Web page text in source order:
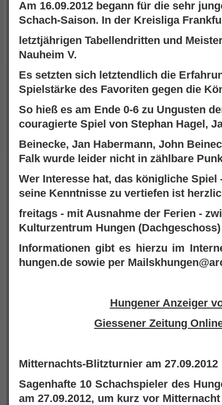
Am 16.09.2012 begann für die sehr
Schach-Saison. In der Kreisliga
letztjährigen Tabellendritten und
Nauheim V.
Es setzten sich letztendlich die
Spielstärke des Favoriten gegen die
So hieß es am Ende 0-6 zu Ungusten
couragierte Spiel von Stephan Hagel,
Beinecke, Jan Habermann, John
Falk wurde leider nicht in zählbare
Wer Interesse hat, das königliche Spiel
seine Kenntnisse zu vertiefen ist
freitags - mit Ausnahme der Ferien -
Kulturzentrum Hungen
Informationen gibt es hierzu im
hungen.de sowie per
Hungener Anzeiger
Giessener Zeitung
Mitternachts-Blitzturnier am 27.09.2012
Sagenhafte 10 Schachspieler des
am 27.09.2012, um kurz vor